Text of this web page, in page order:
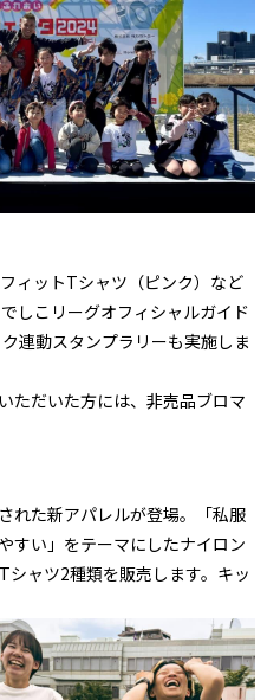
ィットTシャツ（ピンク）など
しこリーグオフィシャルガイド
連動スタンプラリーも実施しま
ただいた方には、非売品ブロマ
れた新アパレルが登場。「私服
すい」をテーマにしたナイロン
ャツ2種類を販売します。キッ